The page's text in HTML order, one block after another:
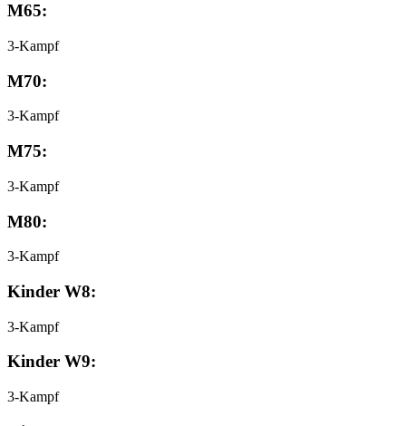
M65:
3-Kampf
M70:
3-Kampf
M75:
3-Kampf
M80:
3-Kampf
Kinder W8:
3-Kampf
Kinder W9:
3-Kampf